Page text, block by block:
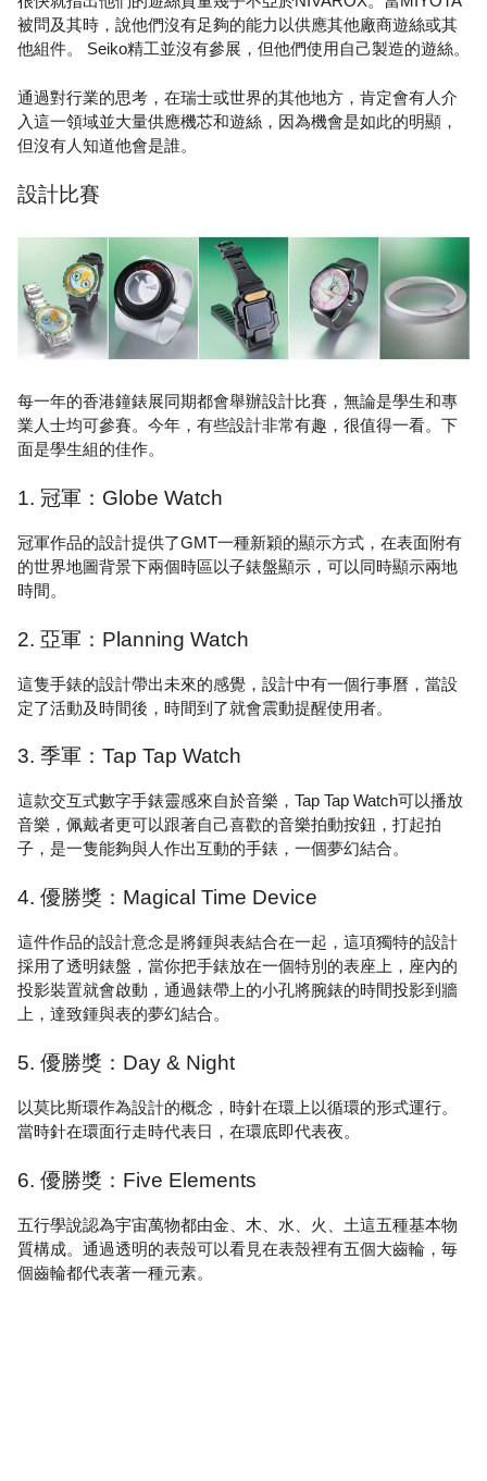
被問及其時，說他們沒有足夠的能力以供應其他廠商遊絲或其
他組件。 Seiko精工並沒有參展，但他們使用自己製造的遊絲。
通過對行業的思考，在瑞士或世界的其他地方，肯定會有人介
入這一領域並大量供應機芯和遊絲，因為機會是如此的明顯，
但沒有人知道他會是誰。
設計比賽
每一年的香港鐘錶展同期都會舉辦設計比賽，無論是學生和專
業人士均可參賽。今年，有些設計非常有趣，很值得一看。下
面是學生組的佳作。
1. 冠軍：Globe Watch
冠軍作品的設計提供了GMT一種新穎的顯示方式，在表面附有
的世界地圖背景下兩個時區以子錶盤顯示，可以同時顯示兩地
時間。
2. 亞軍：Planning Watch
這隻手錶的設計帶出未來的感覺，設計中有一個行事曆，當設
定了活動及時間後，時間到了就會震動提醒使用者。
3. 季軍：Tap Tap Watch
這款交互式數字手錶靈感來自於音樂，Tap Tap Watch可以播放
音樂，佩戴者更可以跟著自己喜歡的音樂拍動按鈕，打起拍
子，是一隻能夠與人作出互動的手錶，一個夢幻結合。
4. 優勝獎：Magical Time Device
這件作品的設計意念是將鍾與表結合在一起，這項獨特的設計
採用了透明錶盤，當你把手錶放在一個特別的表座上，座內的
投影裝置就會啟動，通過錶帶上的小孔將腕錶的時間投影到牆
上，達致鍾與表的夢幻結合。
5. 優勝獎：Day & Night
以莫比斯環作為設計的概念，時針在環上以循環的形式運行。
當時針在環面行走時代表日，在環底即代表夜。
6. 優勝獎：Five Elements
五行學說認為宇宙萬物都由金、木、水、火、土這五種基本物
質構成。通過透明的表殼可以看見在表殼裡有五個大齒輪，毎
個齒輪都代表著一種元素。